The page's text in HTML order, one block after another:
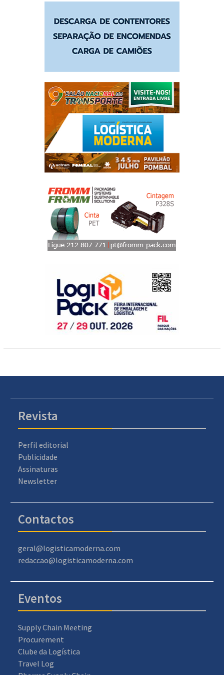
Revista
Perfil editorial
Publicidade
Assinaturas
Newsletter
Contactos
geral@logisticamoderna.com
redaccao@logisticamoderna.com
Eventos
Supply Chain Meeting
Procurement
Clube da Logística
Travel Log